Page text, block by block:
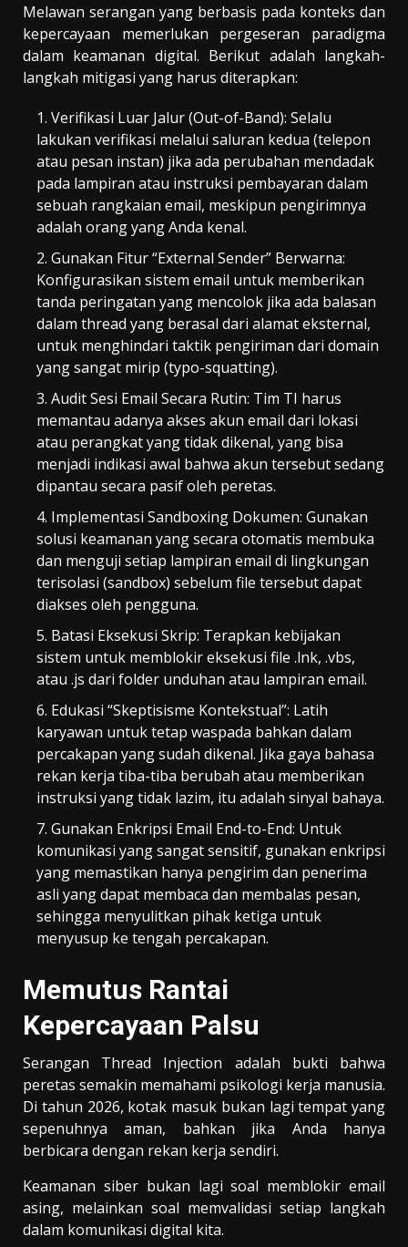
Melawan serangan yang berbasis pada konteks dan
kepercayaan memerlukan pergeseran paradigma
dalam keamanan digital. Berikut adalah langkah-
langkah mitigasi yang harus diterapkan:
Verifikasi Luar Jalur (Out-of-Band): Selalu
lakukan verifikasi melalui saluran kedua (telepon
atau pesan instan) jika ada perubahan mendadak
pada lampiran atau instruksi pembayaran dalam
sebuah rangkaian email, meskipun pengirimnya
adalah orang yang Anda kenal.
Gunakan Fitur “External Sender” Berwarna:
Konfigurasikan sistem email untuk memberikan
tanda peringatan yang mencolok jika ada balasan
dalam thread yang berasal dari alamat eksternal,
untuk menghindari taktik pengiriman dari domain
yang sangat mirip (typo-squatting).
Audit Sesi Email Secara Rutin: Tim TI harus
memantau adanya akses akun email dari lokasi
atau perangkat yang tidak dikenal, yang bisa
menjadi indikasi awal bahwa akun tersebut sedang
dipantau secara pasif oleh peretas.
Implementasi Sandboxing Dokumen: Gunakan
solusi keamanan yang secara otomatis membuka
dan menguji setiap lampiran email di lingkungan
terisolasi (sandbox) sebelum file tersebut dapat
diakses oleh pengguna.
Batasi Eksekusi Skrip: Terapkan kebijakan
sistem untuk memblokir eksekusi file .lnk, .vbs,
atau .js dari folder unduhan atau lampiran email.
Edukasi “Skeptisisme Kontekstual”: Latih
karyawan untuk tetap waspada bahkan dalam
percakapan yang sudah dikenal. Jika gaya bahasa
rekan kerja tiba-tiba berubah atau memberikan
instruksi yang tidak lazim, itu adalah sinyal bahaya.
Gunakan Enkripsi Email End-to-End: Untuk
komunikasi yang sangat sensitif, gunakan enkripsi
yang memastikan hanya pengirim dan penerima
asli yang dapat membaca dan membalas pesan,
sehingga menyulitkan pihak ketiga untuk
menyusup ke tengah percakapan.
Memutus Rantai
Kepercayaan Palsu
Serangan Thread Injection adalah bukti bahwa
peretas semakin memahami psikologi kerja manusia.
Di tahun 2026, kotak masuk bukan lagi tempat yang
sepenuhnya aman, bahkan jika Anda hanya
berbicara dengan rekan kerja sendiri.
Keamanan siber bukan lagi soal memblokir email
asing, melainkan soal memvalidasi setiap langkah
dalam komunikasi digital kita.